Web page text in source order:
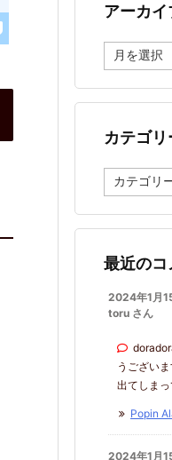
アーカイ
ー
イ
カテゴリ
テ
リ
最近のコ
2024年1月
toru さん
うござい
出てしま
Popin
2024年1月